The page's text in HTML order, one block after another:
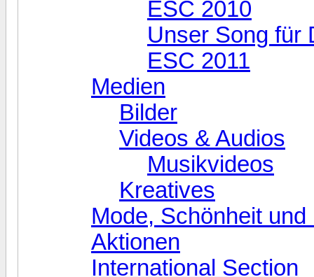
ESC 2010
Unser Song für
ESC 2011
Medien
Bilder
Videos & Audios
Musikvideos
Kreatives
Mode, Schönheit und
Aktionen
International Section